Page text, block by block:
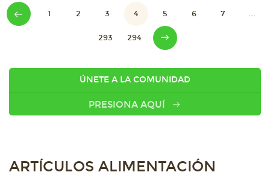
1 2 3 4 5 6 7 ...
293 294
ÚNETE A LA COMUNIDAD
PRESIONA AQUÍ
ARTÍCULOS ALIMENTACIÓN